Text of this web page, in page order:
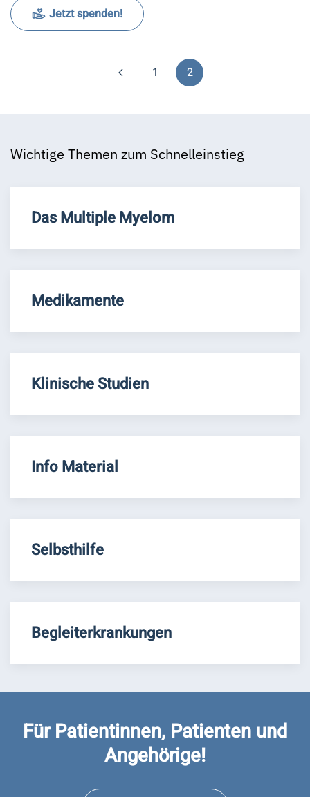
Jetzt spenden!
1 2
Wichtige Themen zum Schnelleinstieg
Das Multiple Myelom
Medikamente
Klinische Studien
Info Material
Selbsthilfe
Begleiterkrankungen
Für Patientinnen, Patienten und
Angehörige!